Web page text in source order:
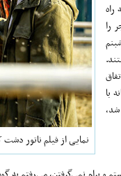
نمایی از فیلم ناتور
را
با